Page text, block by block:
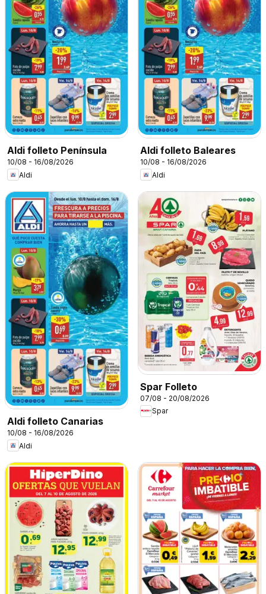
Aldi folleto Península
10/08 - 16/08/2026
Aldi
Aldi folleto Baleares
10/08 - 16/08/2026
Aldi
Aldi folleto Canarias
10/08 - 16/08/2026
Aldi
Spar Folleto
07/08 - 20/08/2026
Spar